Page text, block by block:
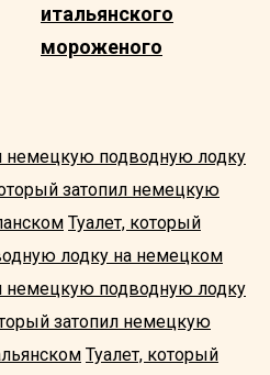
итальянского
мороженого
немецкую подводную лодку
затопил немецкую
Туалет, который
лодку на немецком
немецкую подводную лодку
затопил немецкую
Туалет, который